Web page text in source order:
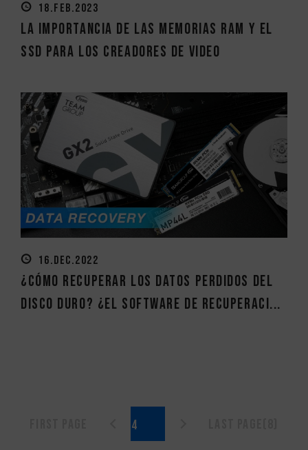
18.FEB.2023
La importancia de las Memorias RAM y el
SSD para los creadores de video
16.DEC.2022
¿Cómo recuperar los datos perdidos del
disco duro? ¿El software de recuperaci...